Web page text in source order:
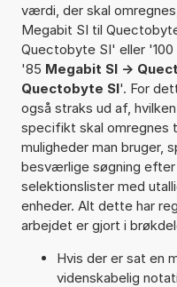
værdi, der skal
Megabit SI til
Quectobyte SI' eller
'85 Megabit SI ->
Quectobyte SI'. For
også straks ud af,
specifikt skal omregnes
muligheder man bruger,
besværlige søgning
selektionslister med
enheder. Alt dette har
arbejdet er gjort i
Hvis der er sat en
videnskabelig